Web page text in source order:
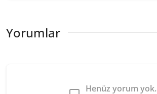
Yorumlar
Henüz yorum yok.